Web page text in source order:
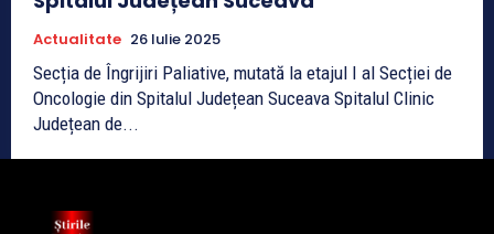
Actualitate 26 Iulie 2025
Secția de Îngrijiri Paliative, mutată la etajul I al Secției de
Oncologie din Spitalul Județean Suceava Spitalul Clinic
Județean de...